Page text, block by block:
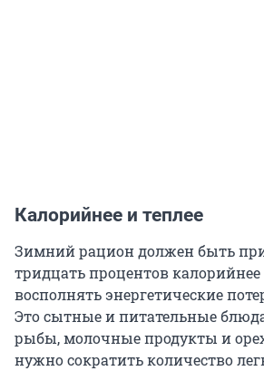
Калорийнее и теплее
Зимний рацион должен быть
тридцать процентов калорийнее
восполнять энергетические
Это сытные и питательные
рыбы, молочные продукты и
нужно сократить количество